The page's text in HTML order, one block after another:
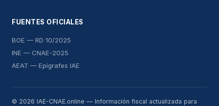
FUENTES OFICIALES
BOE — RD 10/2025
INE — CNAE-2025
AEAT — Epígrafes IAE
© 2026 IAE-CNAE.online — Información fiscal actualizada para